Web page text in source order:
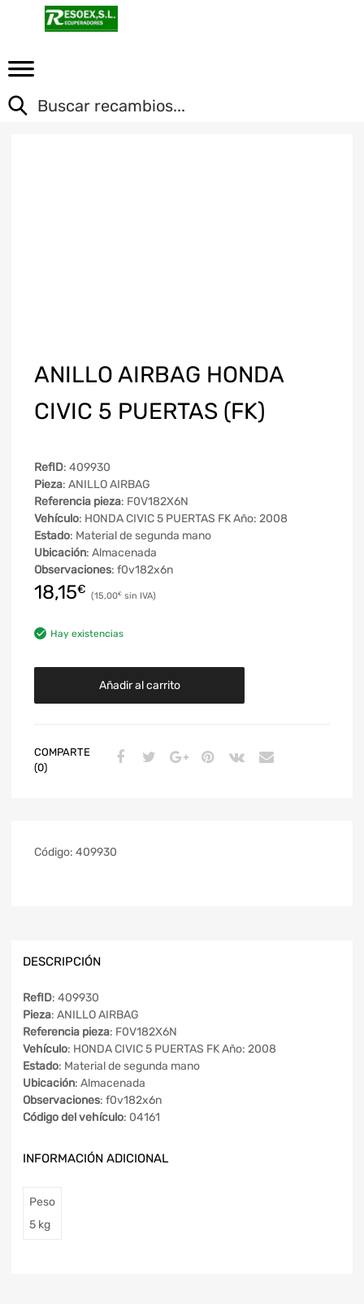
ANILLO AIRBAG HONDA
CIVIC 5 PUERTAS (FK)
RefID: 409930
Pieza: ANILLO AIRBAG
Referencia pieza: F0V182X6N
Vehículo: HONDA CIVIC 5 PUERTAS FK Año: 2008
Estado: Material de segunda mano
Ubicación: Almacenada
Observaciones: f0v182x6n
18,15€ 15,00€
Hay existencias
Añadir al carrito
COMPARTE
(0)
Código: 409930
DESCRIPCIÓN
RefID: 409930
Pieza: ANILLO AIRBAG
Referencia pieza: F0V182X6N
Vehículo: HONDA CIVIC 5 PUERTAS FK Año: 2008
Estado: Material de segunda mano
Ubicación: Almacenada
Observaciones: f0v182x6n
Código del vehículo: 04161
INFORMACIÓN ADICIONAL
Peso
5 kg